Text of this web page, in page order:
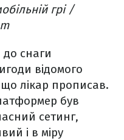
грі /
снаги
відомого
лікар прописав.
був
сетинг,
і в міру